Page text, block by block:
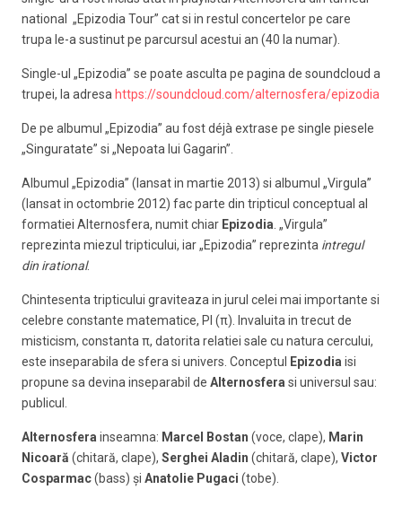
national „Epizodia Tour” cat si in restul concertelor pe care
trupa le-a sustinut pe parcursul acestui an (40 la numar).
Single-ul „Epizodia” se poate asculta pe pagina de soundcloud a
trupei, la adresa https://soundcloud.com/alternosfera/epizodia
De pe albumul „Epizodia” au fost déjà extrase pe single piesele
„Singuratate” si „Nepoata lui Gagarin”.
Albumul „Epizodia” (lansat in martie 2013) si albumul „Virgula”
(lansat in octombrie 2012) fac parte din tripticul conceptual al
formatiei Alternosfera, numit chiar Epizodia . „Virgula”
reprezinta miezul tripticului, iar „Epizodia” reprezinta intregul
din irational.
Chintesenta tripticului graviteaza in jurul celei mai importante si
celebre constante matematice, PI (π). Invaluita in trecut de
misticism, constanta π, datorita relatiei sale cu natura cercului,
este inseparabila de sfera si univers. Conceptul
Epizodia isi
propune sa devina inseparabil de Alternosfera si universul sau:
publicul.
Alternosfera inseamna: Marcel Bostan (voce, clape), Marin
Nicoară (chitară, clape), Serghei Aladin (chitară, clape), Victor
Cosparmac(bass) şi Anatolie Pugaci (tobe).